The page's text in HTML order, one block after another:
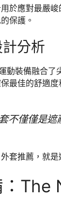
於應對最嚴
保護。
分析
動裝備融合了
最佳的舒適度
不僅僅是
套推薦，就是
：The